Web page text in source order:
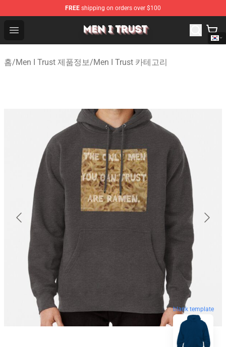
FREE shipping on orders over $100
Open menu
Men I Trust Shop - Official Men I Trust Merchandise Store
홈/Men I Trust 제품정보/Men I Trust 카테고리
blank template